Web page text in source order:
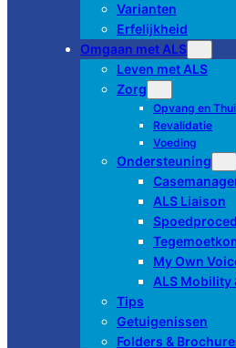
Varianten
Erfelijkheid
Omgaan met ALS
Leven met ALS
Zorg
Opvang en
Revalidatie
Voeding
Ondersteuning
ALS Liaison
My Own
ALS Mobility
Tips
Getuigenissen
Folders &